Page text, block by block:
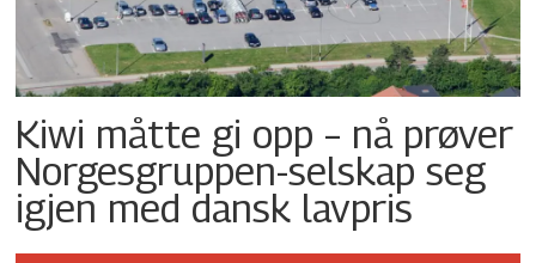
Kiwi måtte gi opp – nå prøver
Norgesgruppen-selskap seg
igjen med dansk lavpris